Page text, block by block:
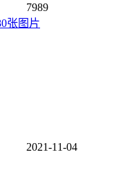
7989
张图片
2021-11-04